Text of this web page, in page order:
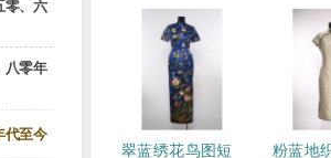
零、六
八零年
代至今
翠蓝绣花鸟图短
粉蓝地